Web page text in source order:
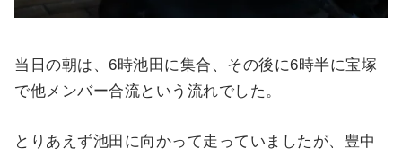
当日の朝は、6時池田に集合、その後に6時半に宝塚
で他メンバー合流という流れでした。
とりあえず池田に向かって走っていましたが、豊中